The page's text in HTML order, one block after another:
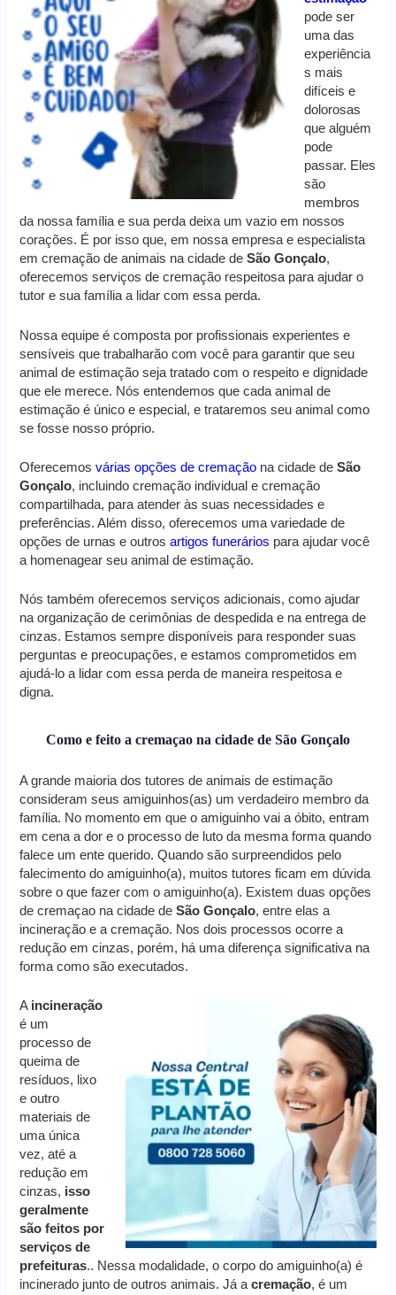
pode ser
uma das
experiência
s mais
difíceis e
dolorosas
que alguém
pode
passar. Eles
são
membros
da nossa família e sua perda deixa um vazio em nossos
corações. É por isso que, em nossa empresa e especialista
em cremação de animais na cidade deSão Gonçalo,
oferecemos serviços de cremação respeitosa para ajudar o
tutor e sua família a lidar com essa perda.
Nossa equipe é composta por profissionais experientes e
sensíveis que trabalharão com você para garantir que seu
animal de estimação seja tratado com o respeito e dignidade
que ele merece. Nós entendemos que cada animal de
estimação é único e especial, e trataremos seu animal como
se fosse nosso próprio.
Oferecemosvárias opções de cremação na cidade deSão
Gonçalo, incluindo cremação individual e cremação
compartilhada, para atender às suas necessidades e
preferências. Além disso, oferecemos uma variedade de
opções de urnas e outrosartigos funerários para ajudar você
a homenagear seu animal de estimação.
Nós também oferecemos serviços adicionais, como ajudar
na organização de cerimônias de despedida e na entrega de
cinzas. Estamos sempre disponíveis para responder suas
perguntas e preocupações, e estamos comprometidos em
ajudá-lo a lidar com essa perda de maneira respeitosa e
digna.
Como e feito a cremaçao na cidade de São Gonçalo
A grande maioria dos tutores de animais de estimação
consideram seus amiguinhos(as) um verdadeiro membro da
família. No momento em que o amiguinho vai a óbito, entram
em cena a dor e o processo de luto da mesma forma quando
falece um ente querido. Quando são surpreendidos pelo
falecimento do amiguinho(a), muitos tutores ficam em dúvida
sobre o que fazer com o amiguinho(a). Existem duas opções
de cremaçao na cidade deSão Gonçalo, entre elas a
incineração e a cremação. Nos dois processos ocorre a
redução em cinzas, porém, há uma diferença significativa na
forma como são executados.
A incineração
é um
processo de
queima de
resíduos, lixo
e outro
materiais de
uma única
vez, até a
redução em
cinzas, isso
geralmente
são feitos por
serviços de
prefeituras.. Nessa modalidade, o corpo do amiguinho(a) é
incinerado junto de outros animais. Já acremação, é um